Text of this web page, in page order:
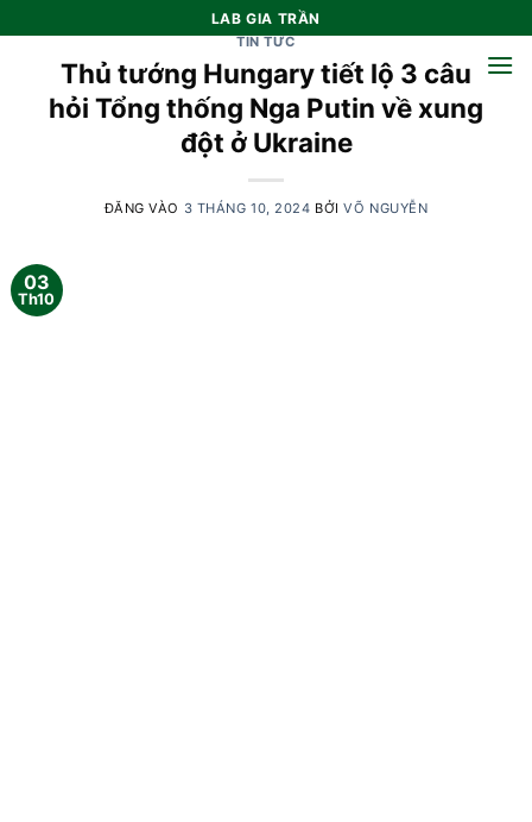
qua
LAB GIA TRẦN
TIN TỨC
Thủ tướng Hungary tiết lộ 3 câu
hỏi Tổng thống Nga Putin về xung
đột ở Ukraine
ĐĂNG VÀO 3 THÁNG 10, 2024 BỞIVÕ NGUYỄN
03
Th10